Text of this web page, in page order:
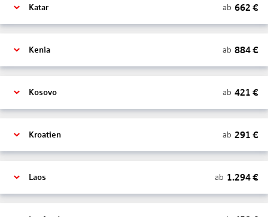
Katar ab 662 €
Kenia ab 884€
Kosovo ab 421 €
Kroatien ab 291 €
Laos ab 1.294€